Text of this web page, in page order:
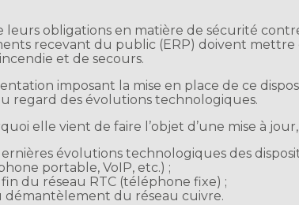
leurs obligations en matière de sécurité
recevant du public (ERP) doivent mettre
et de secours.
imposant la mise en place de ce
regard des évolutions technologiques.
elle vient de faire l’objet d’une mise à
évolutions technologiques des
portable, VoIP, etc.) ;
du réseau RTC (téléphone fixe) ;
démantèlement du réseau cuivre.